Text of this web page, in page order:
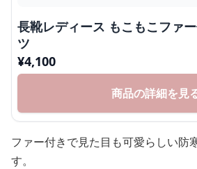
長靴レディース もこもこファ
ツ
¥4,100
商品の詳細を見
ファー付きで見た目も可愛らしい防
す。